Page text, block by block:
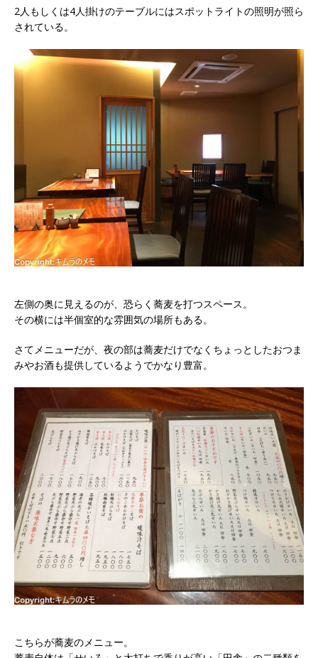
2人もしくは4人掛けのテーブルにはスポットライトの照明が照ら
されている。
左側の奥に見えるのが、恐らく蕎麦を打つスペース。
その横には半個室的な雰囲気の場所もある。
さてメニューだが、夜の部は蕎麦だけでなくちょっとしたおつま
みやお酒も提供しているようでかなり豊富。
こちらが蕎麦のメニュー。